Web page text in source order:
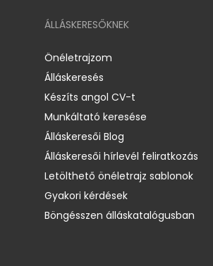
ÁLLÁSKERESŐKNEK
Önéletrajzom
Álláskeresés
Készíts angol CV-t
Munkáltató keresése
Álláskeresői Blog
Álláskeresői hírlevél feliratkozás
Letölthető önéletrajz sablonok
Gyakori kérdések
Böngésszen álláskatalógusban